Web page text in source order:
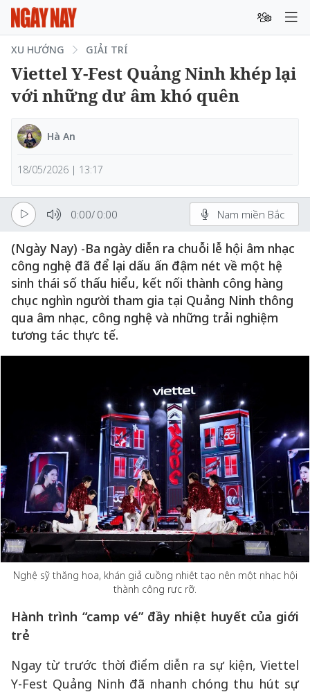
XU HƯỚNG GIẢI TRÍ
Viettel Y-Fest Quảng Ninh khép lại
với những dư âm khó quên
Hà An
18/05/2026 | 13:17
0:00/ 0:00 Nam miền Bắc
(Ngày Nay) -Ba ngày diễn ra chuỗi lễ hội âm nhạc
công nghệ đã để lại dấu ấn đậm nét về một hệ
sinh thái số thấu hiểu, kết nối thành công hàng
chục nghìn người tham gia tại Quảng Ninh thông
qua âm nhạc, công nghệ và những trải nghiệm
tương tác thực tế.
Nghệ sỹ thăng hoa, khán giả cuồng nhiệt tạo nên một nhạc hội
thành công rực rỡ.
Hành trình “camp vé” đầy nhiệt huyết của giới
trẻ
Ngay từ trước thời điểm diễn ra sự kiện, Viettel
Y-Fest Quảng Ninh đã nhanh chóng thu hút sự